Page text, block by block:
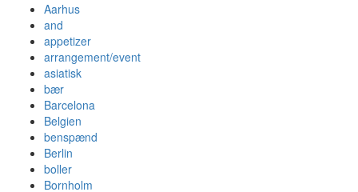
Aarhus
and
appetizer
arrangement/event
asiatisk
bær
Barcelona
Belgien
benspænd
Berlin
boller
Bornholm